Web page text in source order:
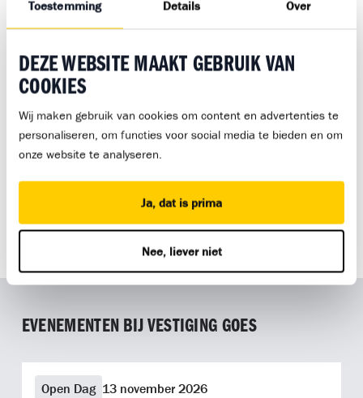
Toestemming Details Over
DEZE WEBSITE MAAKT GEBRUIK VAN
COOKIES
Wij maken gebruik van cookies om content en advertenties te
personaliseren, om functies voor social media te bieden en om
onze website te analyseren.
Ja, dat is prima
Nee, liever niet
Volg het laatste nieuws en kijk foto’s
Downloads
EVENEMENTEN BIJ VESTIGING GOES
Open Dag 13 november 2026
Bekijk evenement Open dag Bouwmensen Zuid-West | Goes